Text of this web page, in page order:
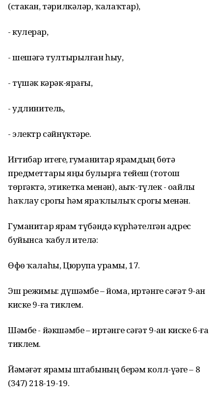
(стакан, тәрилкәләр, ҡалаҡтар),
- кулерҙар,
- шешәгә тултырылған һыу,
- түшәк кәрәк-ярағы,
- удлинитель,
- электр сәйнүктәре.
Иғтибар итегеҙ, гуманитар ярҙамдың бөтә
предметтары яңы булырға тейеш (тотош
төргәктә, этикетка менән), аҙыҡ-түлек - оҙайлы
һаҡлау срогы һәм яраҡлылыҡ срогы менән.
Гуманитар ярҙам түбәндә күрһәтелгән адрес
буйынса ҡабул ителә:
Өфө ҡалаһы, Цюрупа урамы, 17.
Эш режимы: дүшәмбе – йома, иртәнге сәғәт 9-ҙан
киске 9-ға тиклем.
Шәмбе - йәкшәмбе – иртәнге сәғәт 9-ҙан киске 6-ға
тиклем.
Йәмәғәт ярҙамы штабының берҙәм колл-үҙәге – 8
(347) 218-19-19.